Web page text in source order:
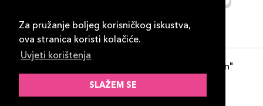
Za pružanje boljeg korisničkog iskustva,
ova stranica koristi kolačiće.
Uvjeti korištenja
SLAŽEM SE
- "DP Lux Distribution"
d.o.o. Banja Luka
ID-S Consulting d.o.o. Sarajevo